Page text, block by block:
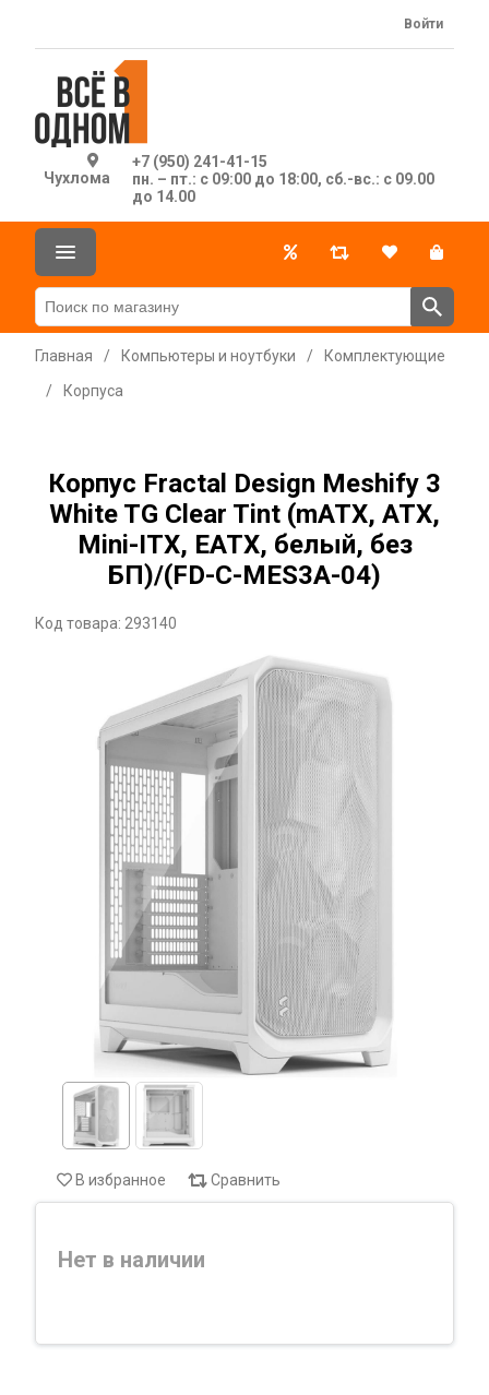
Чухлома
+7 (950) 241-41-15
пн. – пт.: с 09:00 до 18:00, сб.-вс.: с 09.00
до 14.00
Войти
Главная / Компьютеры и ноутбуки /
Комплектующие
/
Корпуса
Корпус Fractal Design Meshify 3
White TG Clear Tint (mATX, ATX,
Mini-ITX, EATX, белый, без
БП)/(FD-C-MES3A-04)
Код товара: 293140
В избранное Сравнить
Нет в наличии